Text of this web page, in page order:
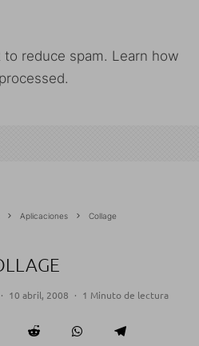
reduce spam. Learn how
Aplicaciones Collage
· 10 abril, 2008 · 1 Minuto de lectura